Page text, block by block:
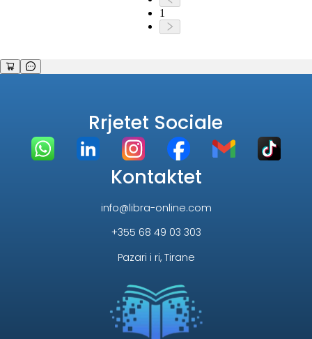
1
Rrjetet Sociale
Kontaktet
info@libra-online.com
+355 68 49 03 303
Pazari i ri, Tirane